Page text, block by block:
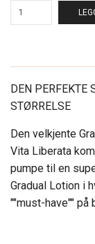
DEN PERFEKTE
STØRRELSE
Den velkjente
Vita Liberata
pumpe til en
Gradual Lotion i
""must-have"" på